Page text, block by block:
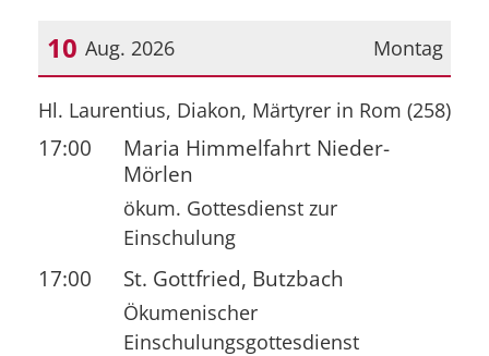
Montag
10 Aug. 2026
Datum: 10. August 2026
Hl. Laurentius, Diakon, Märtyrer in Rom (258)
17:00
Maria Himmelfahrt Nieder-
Mörlen
ökum. Gottesdienst zur
Einschulung
17:00 St. Gottfried, Butzbach
Ökumenischer
Einschulungsgottesdienst